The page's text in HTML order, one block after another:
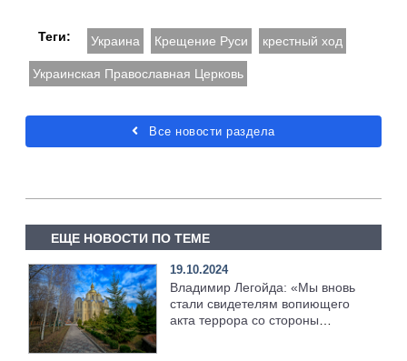
Теги: Украина Крещение Руси крестный ход
Украинская Православная Церковь
Все новости раздела
ЕЩЕ НОВОСТИ ПО ТЕМЕ
19.10.2024
Владимир Легойда: «Мы вновь
стали свидетелям вопиющего
акта террора со стороны